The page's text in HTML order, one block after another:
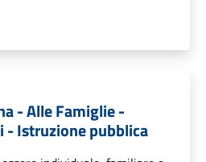
- Alle Famiglie -
- Istruzione pubblica